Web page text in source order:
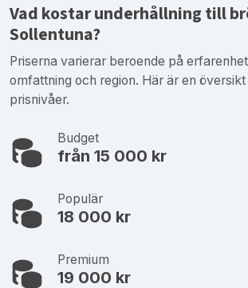
Vad kostar underhållning till
Sollentuna?
Priserna varierar beroende på
omfattning och region. Här är en
prisnivåer.
Budget
från 15 000 kr
Populär
18 000 kr
Premium
19 000 kr